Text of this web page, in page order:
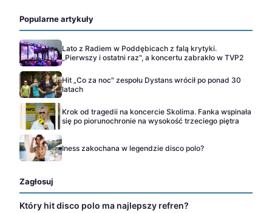
Popularne artykuły
Lato z Radiem w Poddębicach z falą krytyki.
„Pierwszy i ostatni raz", a koncertu zabrakło w TVP2
Hit „Co za noc" zespołu Dystans wrócił po ponad 30
latach
Krok od tragedii na koncercie Skolima. Fanka wspinała
się po piorunochronie na wysokość trzeciego piętra
Iness zakochana w legendzie disco polo?
Zagłosuj
Który hit disco polo ma najlepszy refren?